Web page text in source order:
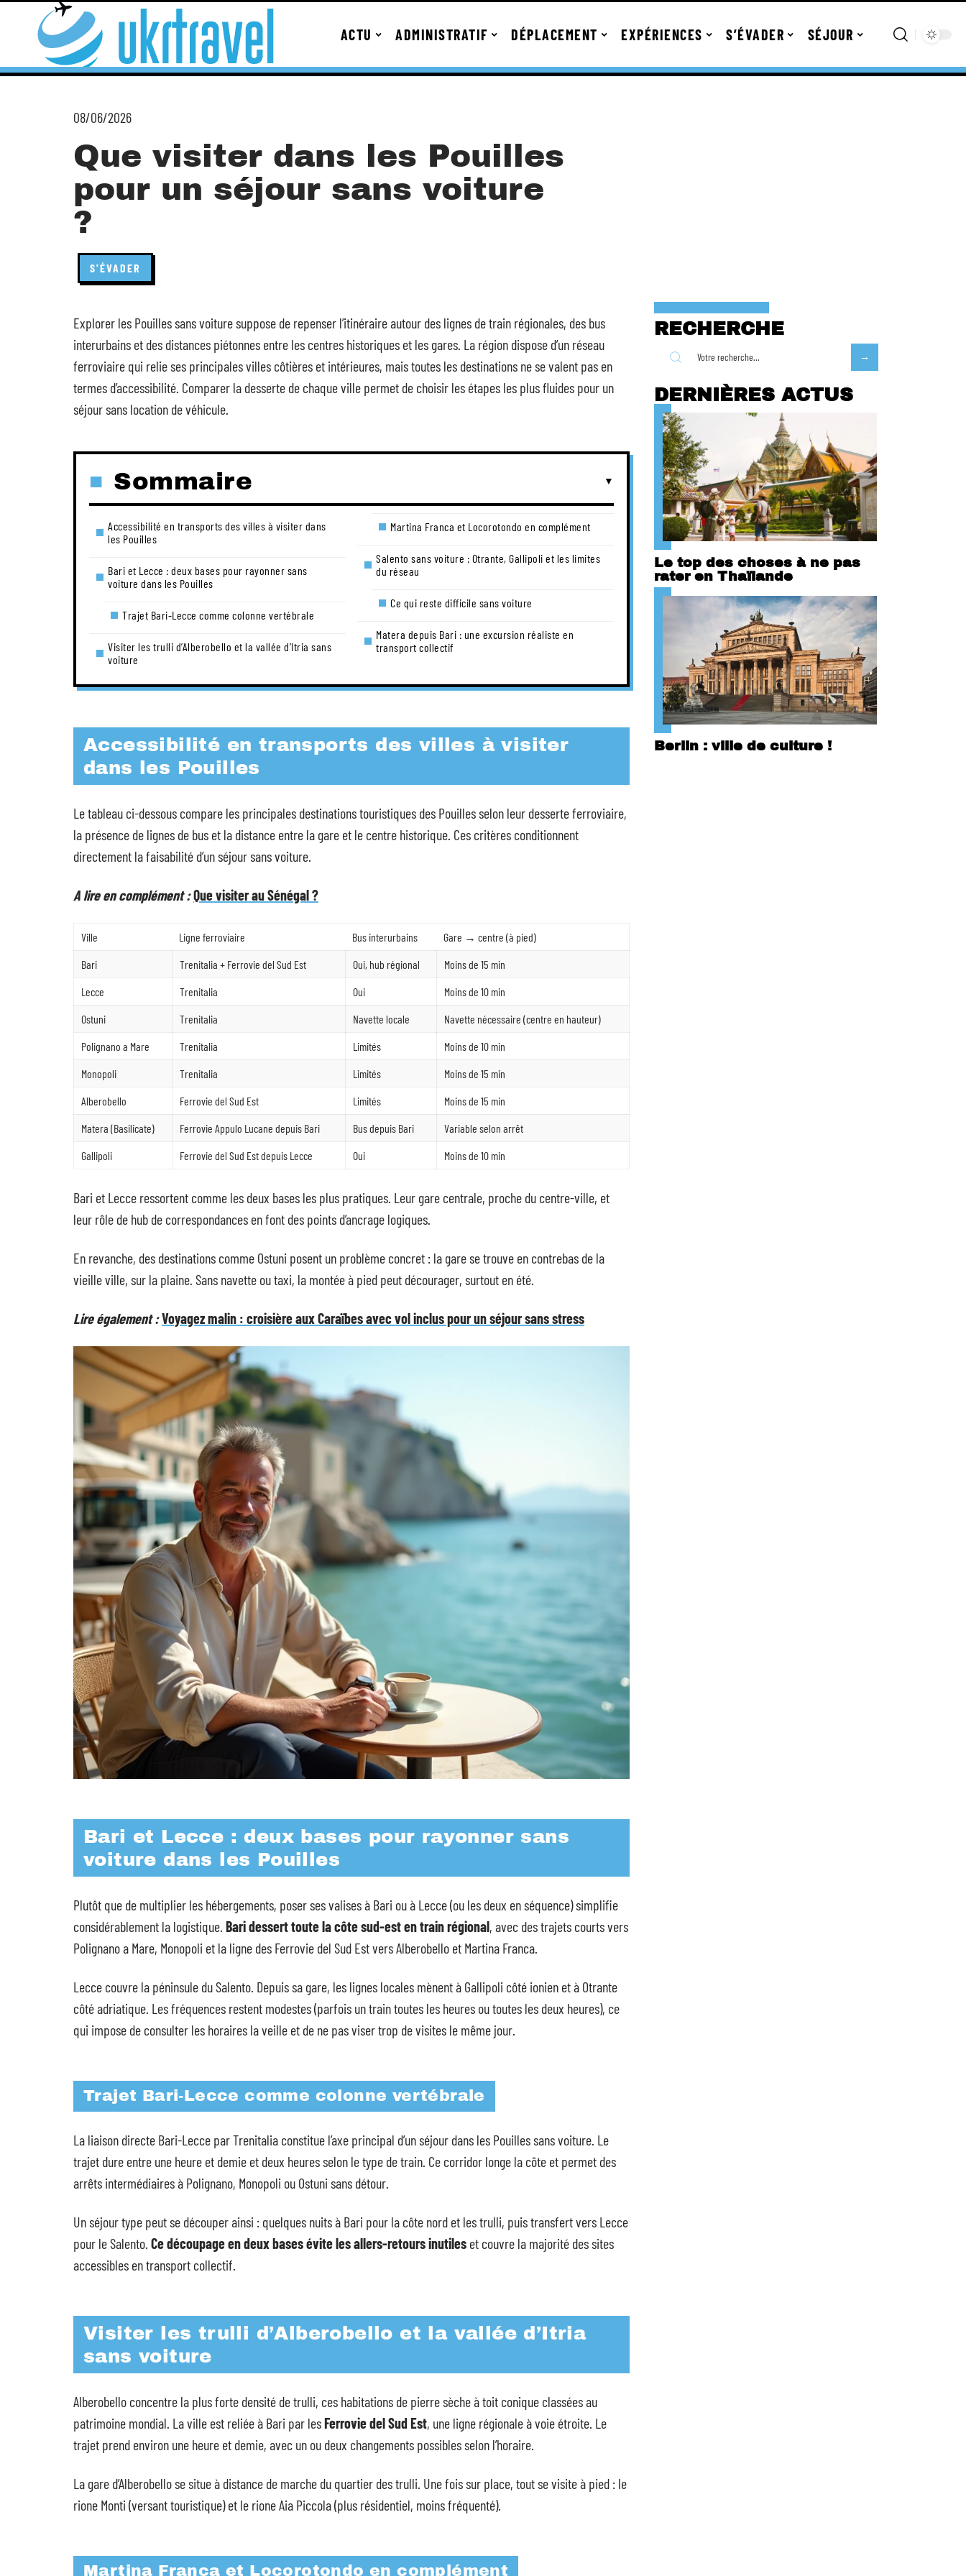
ACTU ADMINISTRATIF DÉPLACEMENT EXPÉRIENCES S’ÉVADER SÉJOUR
08/06/2026
Que visiter dans les Pouilles
pour un séjour sans voiture
?
S'ÉVADER
Explorer les Pouilles sans voiture suppose de repenser l’itinéraire autour des lignes de train régionales, des bus
interurbains et des distances piétonnes entre les centres historiques et les gares. La région dispose d’un réseau
ferroviaire qui relie ses principales villes côtières et intérieures, mais toutes les destinations ne se valent pas en
termes d’accessibilité. Comparer la desserte de chaque ville permet de choisir les étapes les plus fluides pour un
séjour sans location de véhicule.
Sommaire
Accessibilité en transports des villes à visiter dans
les Pouilles
Bari et Lecce : deux bases pour rayonner sans
voiture dans les Pouilles
Trajet Bari-Lecce comme colonne vertébrale
Visiter les trulli d’Alberobello et la vallée d’Itria sans
voiture
Martina Franca et Locorotondo en complément
Salento sans voiture : Otrante, Gallipoli et les limites
du réseau
Ce qui reste difficile sans voiture
Matera depuis Bari : une excursion réaliste en
transport collectif
Accessibilité en transports des villes à visiter
dans les Pouilles
Le tableau ci-dessous compare les principales destinations touristiques des Pouilles selon leur desserte ferroviaire,
la présence de lignes de bus et la distance entre la gare et le centre historique. Ces critères conditionnent
directement la faisabilité d’un séjour sans voiture.
A lire en complément :Que visiter au Sénégal ?
Ville Ligne ferroviaire Bus interurbains
Gare → centre (à pied)
Bari
Trenitalia + Ferrovie del Sud Est Oui, hub régional
Moins de 15 min
Lecce
Trenitalia Oui
Moins de 10 min
Ostuni
Trenitalia Navette locale
Navette nécessaire (centre en hauteur)
Polignano a Mare
Trenitalia Limités
Moins de 10 min
Monopoli
Trenitalia Limités
Moins de 15 min
Alberobello
Ferrovie del Sud Est Limités
Moins de 15 min
Matera (Basilicate)
Ferrovie Appulo Lucane depuis Bari Bus depuis Bari
Variable selon arrêt
Gallipoli
Ferrovie del Sud Est depuis Lecce Oui Moins de 10 min
Bari et Lecce ressortent comme les deux bases les plus pratiques. Leur gare centrale, proche du centre-ville, et
leur rôle de hub de correspondances en font des points d’ancrage logiques.
En revanche, des destinations comme Ostuni posent un problème concret : la gare se trouve en contrebas de la
vieille ville, sur la plaine. Sans navette ou taxi, la montée à pied peut décourager, surtout en été.
Lire également :Voyagez malin : croisière aux Caraïbes avec vol inclus pour un séjour sans stress
Bari et Lecce : deux bases pour rayonner sans
voiture dans les Pouilles
Plutôt que de multiplier les hébergements, poser ses valises à Bari ou à Lecce (ou les deux en séquence) simplifie
considérablement la logistique. Bari dessert toute la côte sud-est en train régional, avec des trajets courts vers
Polignano a Mare, Monopoli et la ligne des Ferrovie del Sud Est vers Alberobello et Martina Franca.
Lecce couvre la péninsule du Salento. Depuis sa gare, les lignes locales mènent à Gallipoli côté ionien et à Otrante
côté adriatique. Les fréquences restent modestes (parfois un train toutes les heures ou toutes les deux heures), ce
qui impose de consulter les horaires la veille et de ne pas viser trop de visites le même jour.
Trajet Bari-Lecce comme colonne vertébrale
La liaison directe Bari-Lecce par Trenitalia constitue l’axe principal d’un séjour dans les Pouilles sans voiture. Le
trajet dure entre une heure et demie et deux heures selon le type de train. Ce corridor longe la côte et permet des
arrêts intermédiaires à Polignano, Monopoli ou Ostuni sans détour.
Un séjour type peut se découper ainsi : quelques nuits à Bari pour la côte nord et les trulli, puis transfert vers Lecce
pour le Salento. Ce découpage en deux bases évite les allers-retours inutiles et couvre la majorité des sites
accessibles en transport collectif.
Visiter les trulli d’Alberobello et la vallée d’Itria
sans voiture
Alberobello concentre la plus forte densité de trulli, ces habitations de pierre sèche à toit conique classées au
patrimoine mondial. La ville est reliée à Bari par lesFerrovie del Sud Est, une ligne régionale à voie étroite. Le
trajet prend environ une heure et demie, avec un ou deux changements possibles selon l’horaire.
La gare d’Alberobello se situe à distance de marche du quartier des trulli. Une fois sur place, tout se visite à pied : le
rione Monti (versant touristique) et le rione Aia Piccola (plus résidentiel, moins fréquenté).
Martina Franca et Locorotondo en complément
RECHERCHE
DERNIÈRES ACTUS
Le top des choses à ne pas
rater en Thaïlande
Berlin : ville de culture !